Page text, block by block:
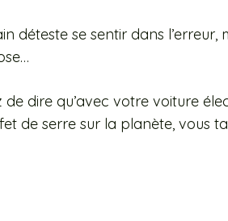
déteste se sentir dans
de dire qu’avec votre voiture
de serre sur la planète, vous